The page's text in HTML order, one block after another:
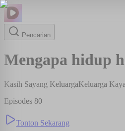
Pencarian
Mengapa hidup
Kasih Sayang KeluargaKeluarga Kaya
Episodes 80
Tonton Sekarang